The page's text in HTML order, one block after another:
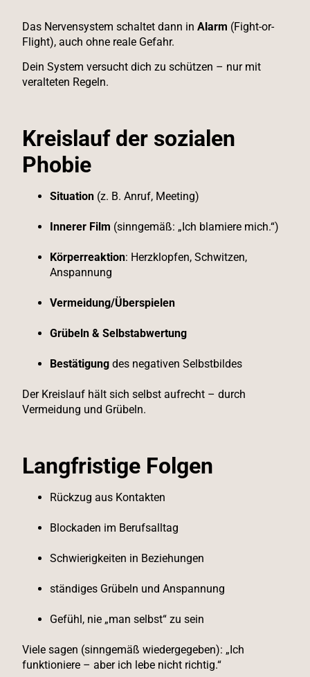
Das Nervensystem schaltet dann in Alarm (Fight-or-
Flight), auch ohne reale Gefahr.
Dein System versucht dich zu schützen – nur mit
veralteten Regeln.
Kreislauf der sozialen
Phobie
Situation (z. B. Anruf, Meeting)
Innerer Film (sinngemäß: „Ich blamiere mich.“)
Körperreaktion: Herzklopfen, Schwitzen,
Anspannung
Vermeidung/Überspielen
Grübeln & Selbstabwertung
Bestätigung des negativen Selbstbildes
Der Kreislauf hält sich selbst aufrecht – durch
Vermeidung und Grübeln.
Langfristige Folgen
Rückzug aus Kontakten
Blockaden im Berufsalltag
Schwierigkeiten in Beziehungen
ständiges Grübeln und Anspannung
Gefühl, nie „man selbst“ zu sein
Viele sagen (sinngemäß wiedergegeben): „Ich
funktioniere – aber ich lebe nicht richtig.“